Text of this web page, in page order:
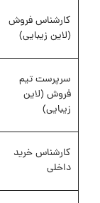
کارشناس فروش
(لاین زیبایی)
سرپرست تیم
فروش (لاین
زیبایی)
کارشناس خرید
داخلی